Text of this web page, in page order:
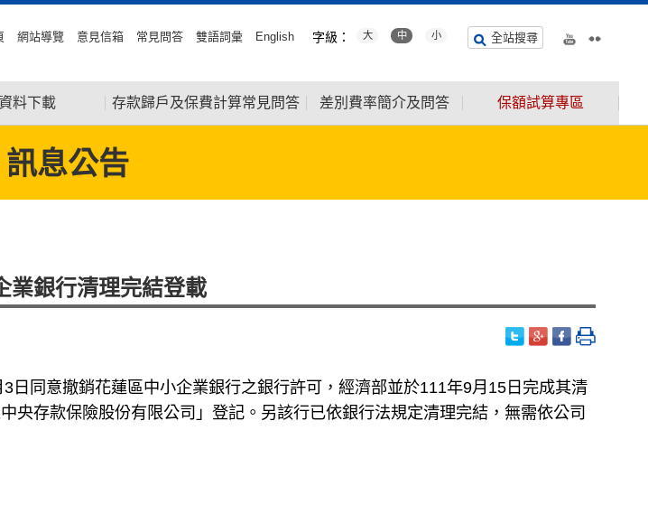
網站導覽 意見信箱 常見問答 雙語詞彙 English 字級： 大 中 小 全站搜尋
料下載 存款歸戶及保費計算常見問答 差別費率簡介及問答 保額試算專區
訊息公告
業銀行清理完結登載
3日同意撤銷花蓮區中小企業銀行之銀行許可，經濟部並於111年9月 15日完成其清
央存款保險股份有限公司」登記。另該行已依銀行法規定清理完結，無需依公司